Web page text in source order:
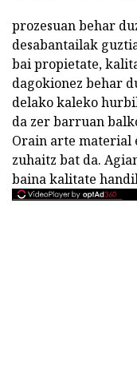
prozesuan behar
desabantailak
bai propietate,
dagokionez behar
delako kaleko
da zer barruan
Orain arte material
zuhaitz bat da.
baina kalitate